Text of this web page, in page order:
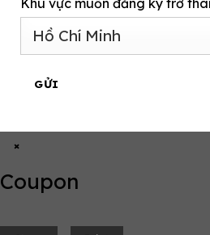
GỬI
×
Coupon